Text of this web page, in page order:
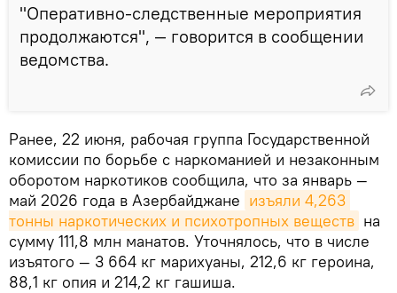
"Оперативно-следственные мероприятия
продолжаются", — говорится в сообщении
ведомства.
Ранее, 22 июня, рабочая группа Государственной
комиссии по борьбе с наркоманией и незаконным
оборотом наркотиков сообщила, что за январь —
май 2026 года в Азербайджане изъяли 4,263
тонны наркотических и психотропных веществ на
сумму 111,8 млн манатов. Уточнялось, что в числе
изъятого — 3 664 кг марихуаны, 212,6 кг героина,
88,1 кг опия и 214,2 кг гашиша.